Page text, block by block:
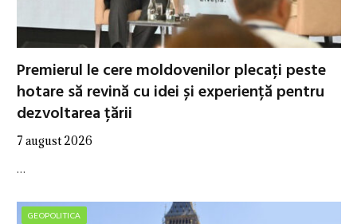
Premierul le cere moldovenilor plecați peste
hotare să revină cu idei și experiență pentru
dezvoltarea țării
7 august 2026
…
GEOPOLITICA